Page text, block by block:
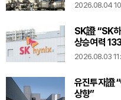
2026.08.04
SK證 “SK
상승여력
2026.08.03
유진투자證
상향”